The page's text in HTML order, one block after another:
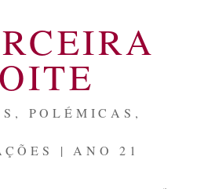
POLÉMICAS,
| ANO 21